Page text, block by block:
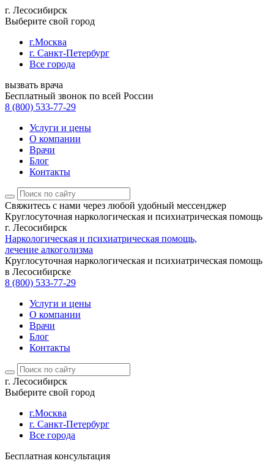
г. Лесосибирск
Выберите свой город
г.Москва
г. Санкт-Петербург
Все города
вызвать врача
Бесплатный звонок по всей России
8 (800) 533-77-29
Услуги и цены
О компании
Врачи
Блог
Контакты
Свяжитесь с нами через любой удобный мессенджер
Круглосуточная наркологическая и психиатрическая помощь
г. Лесосибирск
Наркологическая и психиатрическая помощь,
лечение алкоголизма
Круглосуточная наркологическая и психиатрическая помощь
в Лесосибирске
8 (800) 533-77-29
Услуги и цены
О компании
Врачи
Блог
Контакты
г. Лесосибирск
Выберите свой город
г.Москва
г. Санкт-Петербург
Все города
Бесплатная консультация